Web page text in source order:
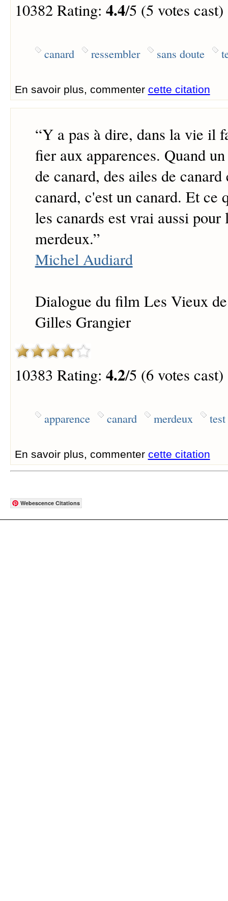
10382 Rating: 4.4/5 (5 votes cast)
canard ressembler sans doute
En savoir plus, commenter cette citation
“Y a pas à dire, dans la vie il
fier aux apparences. Quand
de canard, des ailes de canard
canard, c'est un canard. Et ce
les canards est vrai aussi pour
merdeux.”
Michel Audiard
Dialogue du film Les Vieux
Gilles Grangier
10383 Rating: 4.2/5 (6 votes cast)
apparence canard merdeux
En savoir plus, commenter cette citation
Webescence Citations